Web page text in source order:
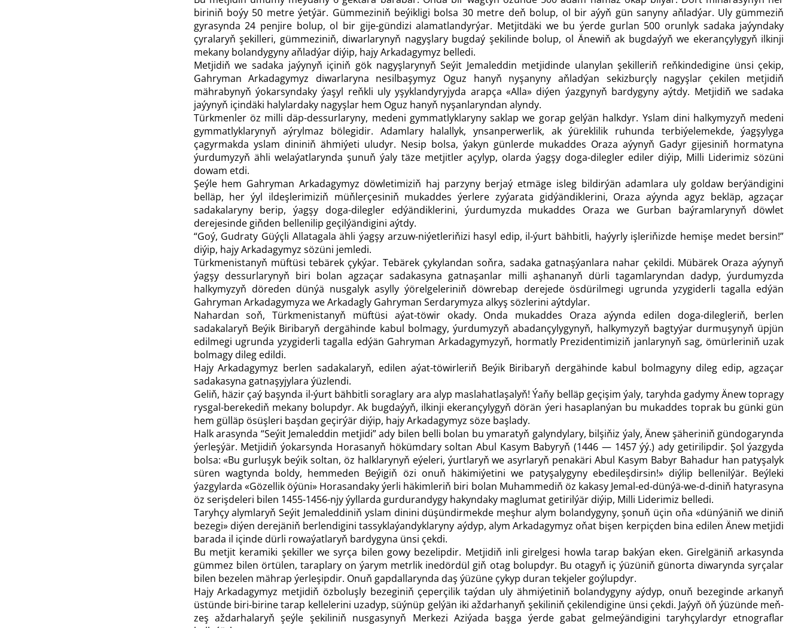
biriniň boýy 50 metre ýetýär. Gümmeziniň beýikligi bolsa 30 metre deň bolup, ol bir aýyň gün sanyny aň­ladýar. Uly gümmeziň
gyrasynda 24 penjire bolup, ol bir gije-gündizi alamatlandyrýar. Metjitdäki we bu ýerde gurlan 500 orunlyk sadaka jaýyndaky
çyralaryň şekilleri, gümmeziniň, diwarlarynyň nagyşlary bugdaý şekilinde bolup, ol Änewiň ak bugdaýyň we ekerançylygyň ilkinji
mekany bolandygyny aň­ladýar diýip, hajy Arkadagymyz belledi.
Metjidiň we sadaka jaýynyň içiniň gök nagyşlarynyň Seýit Jemaleddin metjidinde ulanylan şekilleriň reň­kindedigine ünsi çekip,
Gahryman Arkadagymyz diwarlaryna nesilbaşymyz Oguz hanyň nyşanyny aň­ladýan sekizburçly nagyşlar çekilen metjidiň
mährabynyň ýokarsyndaky ýaşyl reňkli uly yşyklandyryjyda arapça «Alla» diýen ýazgynyň bardygyny aýtdy. Metjidiň we sadaka
jaýynyň içindäki halylardaky nagyşlar hem Oguz hanyň nyşanlaryndan alyndy.
Türkmenler öz milli däp-dessurlaryny, medeni gymmatlyklaryny saklap we gorap gelýän halkdyr. Yslam dini halkymyzyň medeni
gymmatlyklarynyň aýrylmaz bölegidir. Adamlary halallyk, ynsanperwerlik, ak ýüreklilik ruhunda terbiýelemekde, ýagşylyga
çagyrmakda yslam dininiň ähmiýeti uludyr. Nesip bolsa, ýakyn günlerde mukaddes Oraza aýynyň Gadyr gijesiniň hormatyna
ýurdumyzyň ähli welaýatlarynda şunuň ýaly täze metjitler açylyp, olarda ýagşy doga-dilegler ediler diýip, Milli Liderimiz sözüni
dowam etdi.
Şeýle hem Gahryman Arkadagymyz döwletimiziň haj parzyny berjaý etmäge isleg bildirýän adamlara uly goldaw berýändigini
belläp, her ýyl ildeşlerimiziň müň­lerçesiniň mukaddes ýerlere zyýarata gidýändiklerini, Oraza aýynda agyz bekläp, agzaçar
sadakalaryny berip, ýagşy doga-dilegler edýändiklerini, ýurdumyzda mukaddes Oraza we Gurban baýramlarynyň döwlet
derejesinde giň­den bellenilip geçilýändigini aýtdy.
“Goý, Gudraty Güýçli Allatagala ähli ýagşy arzuw-niýetleri­ňizi hasyl edip, il-ýurt bähbitli, haýyrly işleri­ňizde hemişe medet bersin!”
diýip, hajy Arkadagymyz sözüni jemledi.
Türkmenistanyň müftüsi tebärek çykýar. Tebärek çykylandan soňra, sadaka gatnaşýanlara nahar çekildi. Mübärek Oraza aýynyň
ýagşy dessurlarynyň biri bolan agzaçar sadakasyna gatnaşanlar milli aşhananyň dürli tagamlaryndan dadyp, ýurdumyzda
halkymyzyň döreden dünýä nusgalyk asylly ýörelgeleriniň döwrebap derejede ösdürilmegi ugrunda yzygiderli tagalla edýän
Gahryman Arkadagymyza we Arkadagly Gahryman Serdarymyza alkyş sözlerini aýtdylar.
Nahardan soň, Türkmenistanyň müftüsi aýat-töwir okady. Onda mukaddes Oraza aýynda edilen doga-dilegleriň, berlen
sadakalaryň Beýik Biribaryň dergähinde kabul bolmagy, ýurdumyzyň abadançylygynyň, halkymyzyň bagtyýar durmuşynyň üpjün
edilmegi ugrunda yzygiderli tagalla edýän Gahryman Arkadagymyzyň, hormatly Prezidentimiziň janlarynyň sag, ömürleriniň uzak
bolmagy dileg edildi.
Hajy Arkadagymyz berlen sadakalaryň, edilen aýat-töwirleriň Beýik Biribaryň dergähinde kabul bolmagyny dileg edip, agzaçar
sadakasyna gatnaşyjylara ýüzlendi.
Geliň, häzir çaý başynda il-ýurt bähbitli soraglary ara alyp maslahatlaşalyň! Ýaňy belläp geçişim ýaly, taryhda gadymy Änew topragy
rysgal-berekediň mekany bolupdyr. Ak bugdaýyň, ilkinji ekerançylygyň dörän ýeri hasaplanýan bu mukaddes toprak bu günki gün
hem gülläp ösüşleri başdan geçirýär diýip, hajy Arkadagymyz söze başlady.
Halk arasynda “Seýit Jemaleddin metjidi” ady bilen belli bolan bu ymaratyň galyndylary, bilşi­ňiz ýaly, Änew şäheriniň gündogarynda
ýerleşýär. Metjidiň ýokarsynda Horasanyň hökümdary soltan Abul Kasym Babyryň (1446 — 1457 ýý.) ady getirilipdir. Şol ýazgyda
bolsa: «Bu gurluşyk beýik soltan, öz halklarynyň eýeleri, ýurtlaryň we asyrlaryň penakäri Abul Kasym Babyr Bahadur han patyşalyk
süren wagtynda boldy, hemmeden Beýigiň özi onuň häkimiýetini we patyşalygyny ebedileşdirsin!» diýlip bellenilýär. Beýleki
ýazgylarda «Gözellik öýüni» Horasandaky ýerli häkimleriň biri bolan Muhammediň öz kakasy Jemal-ed-dünýä-we-d-diniň hatyrasyna
öz serişdeleri bilen 1455-1456-njy ýyllarda gurdurandygy hakyndaky maglumat getirilýär diýip, Milli Liderimiz belledi.
Taryhçy alymlaryň Seýit Jemaleddiniň yslam dinini düşündirmekde meşhur alym bolandygyny, şonuň üçin oňa «dünýäniň we diniň
bezegi» diýen derejäniň berlendigini tassyklaýandyklaryny aýdyp, alym Arkadagymyz oňat bişen kerpiçden bina edilen Änew metjidi
barada il içinde dürli rowaýatlaryň bardygyna ünsi çekdi.
Bu metjit keramiki şekiller we syrça bilen gowy bezelipdir. Metjidiň inli girelgesi howla tarap bakýan eken. Girelgäniň arkasynda
gümmez bilen örtülen, taraplary on ýarym metrlik inedördül giň otag bolupdyr. Bu otagyň iç ýüzüniň günorta diwarynda syrçalar
bilen bezelen mährap ýerleşipdir. Onuň gapdallarynda daş ýüzüne çykyp duran tekjeler goýlupdyr.
Hajy Arkadagymyz metjidiň özboluşly bezeginiň çeperçilik taýdan uly ähmiýetiniň bolandygyny aýdyp, onuň bezeginde arkanyň
üstünde biri-birine tarap kellelerini uzadyp, süýnüp gelýän iki aždarhanyň şekiliniň çekilendigine ünsi çekdi. Jaýyň öň ýüzünde meň­
zeş aždarhalaryň şeýle şekiliniň nusgasynyň Merkezi Aziýada başga ýerde gabat gelmeýändigini taryhçylardyr etnograflar